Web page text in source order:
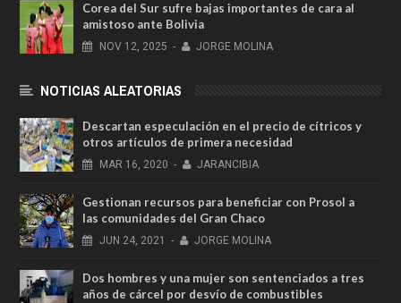
Corea del Sur sufre bajas importantes de cara al
amistoso ante Bolivia
NOV 12, 2025 - JORGE MOLINA
NOTICIAS ALEATORIAS
Descartan especulación en el precio de cítricos y
otros artículos de primera necesidad
MAR 16, 2020 - JARANCIBIA
Gestionan recursos para beneficiar con Prosol a
las comunidades del Gran Chaco
JUN 24, 2021 - JORGE MOLINA
Dos hombres y una mujer son sentenciados a tres
años de cárcel por desvío de combustibles